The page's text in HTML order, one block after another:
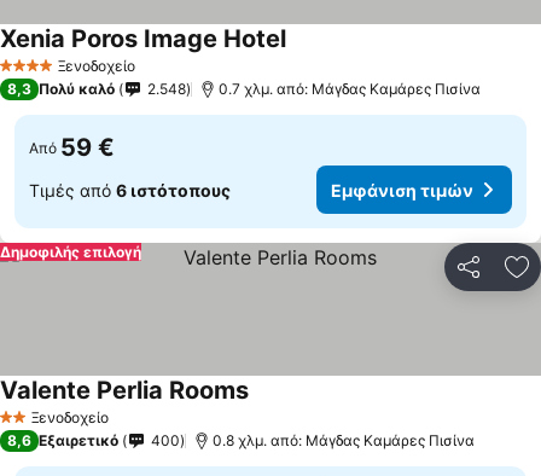
4 ΑστέριαΞενοδοχείο
Xenia Poros Image HotelΕμφάνιση τιμών
8,3 Πολύ καλό 2.548 0.7 χλμ. από: Μάγδας Καμάρες Πισίνα
Από 59 €
Τιμές από 6 ιστότοπους Εμφάνιση τιμών
Δημοφιλής επιλογή
2 ΑστέριαΞενοδοχείο
Valente Perlia RoomsΕμφάνιση τιμών
8,6 Εξαιρετικό 400 0.8 χλμ. από: Μάγδας Καμάρες Πισίνα